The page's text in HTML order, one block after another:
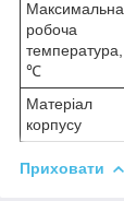
Максимальна
робоча
температура,
℃
Матеріал
корпусу
Приховати